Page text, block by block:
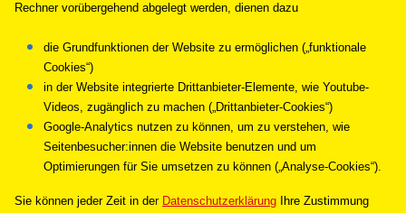
Sanitätsdienst auf Veranstaltungen
Mehr lesen
Rechner vorübergehend abgelegt werden, dienen dazu
die Grundfunktionen der Website zu ermöglichen („funktionale
Cookies“)
in der Website integrierte Drittanbieter-Elemente, wie Youtube-
Videos, zugänglich zu machen („Drittanbieter-Cookies“)
Google-Analytics nutzen zu können, um zu verstehen, wie
Seitenbesucher:innen die Website benutzen und um
Optimierungen für Sie umsetzen zu können („Analyse-Cookies“).
Sie können jeder Zeit in der Datenschutzerklärung
Ihre Zustimmung